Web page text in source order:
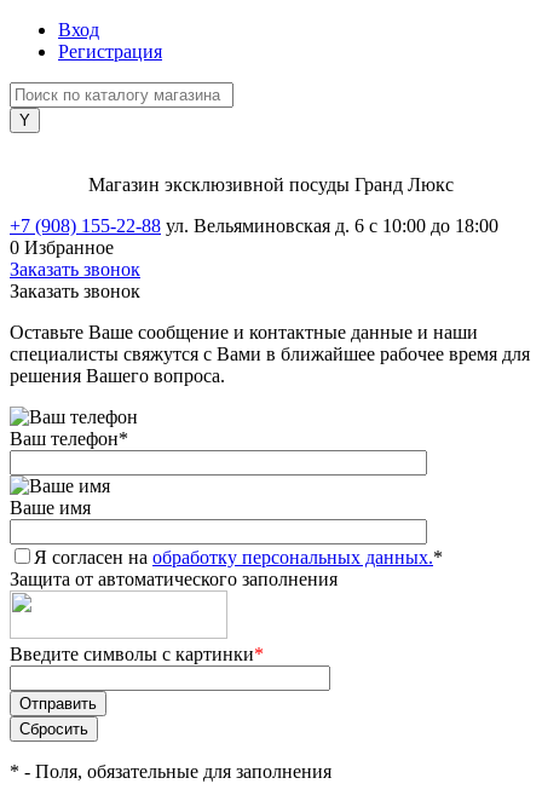
Вход
Регистрация
Магазин эксклюзивной посуды Гранд Люкс
+7 (908) 155-22-88 ул. Вельяминовская д. 6 с 10:00 до 18:00
0 Избранное
Заказать звонок
Заказать звонок
Оставьте Ваше сообщение и контактные данные и наши
специалисты свяжутся с Вами в ближайшее рабочее время для
решения Вашего вопроса.
Ваш телефон*
Ваше имя
Я согласен на обработку персональных данных.*
Защита от автоматического заполнения
Введите символы с картинки*
* - Поля, обязательные для заполнения